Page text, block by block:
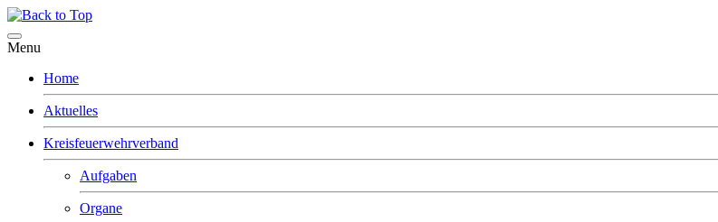
Menu
Home
Aktuelles
Kreisfeuerwehrverband
Aufgaben
Organe